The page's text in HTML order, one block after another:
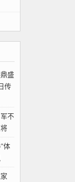
盛
传
不
体